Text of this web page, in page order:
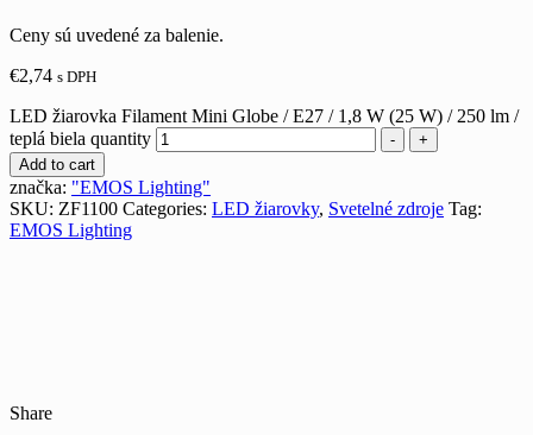
Ceny sú uvedené za balenie.
€2,74 s DPH
LED žiarovka Filament Mini Globe / E27 / 1,8 W (25 W) / 250 lm /
teplá biela quantity
-
+
Add to cart
značka: "EMOS Lighting"
SKU: ZF1100 Categories: LED žiarovky, Svetelné zdroje Tag:
EMOS Lighting
Share